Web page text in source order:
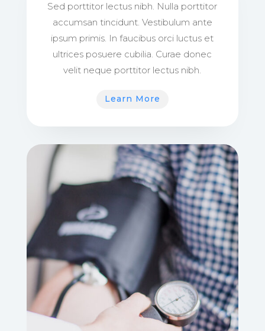
Sed porttitor lectus nibh. Nulla porttitor
accumsan tincidunt. Vestibulum ante
ipsum primis. In faucibus orci luctus et
ultrices posuere cubilia. Curae donec
velit neque porttitor lectus nibh.
Learn More